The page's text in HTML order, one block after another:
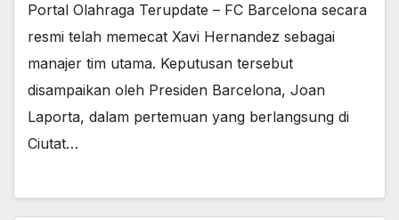
Portal Olahraga Terupdate – FC Barcelona secara
resmi telah memecat Xavi Hernandez sebagai
manajer tim utama. Keputusan tersebut
disampaikan oleh Presiden Barcelona, Joan
Laporta, dalam pertemuan yang berlangsung di
Ciutat…